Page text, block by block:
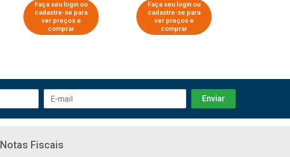
Faça seu login ou
cadastre-se para
ver preços e
comprar
Faça seu login ou
cadastre-se para
ver preços e
comprar
Notas Fiscais